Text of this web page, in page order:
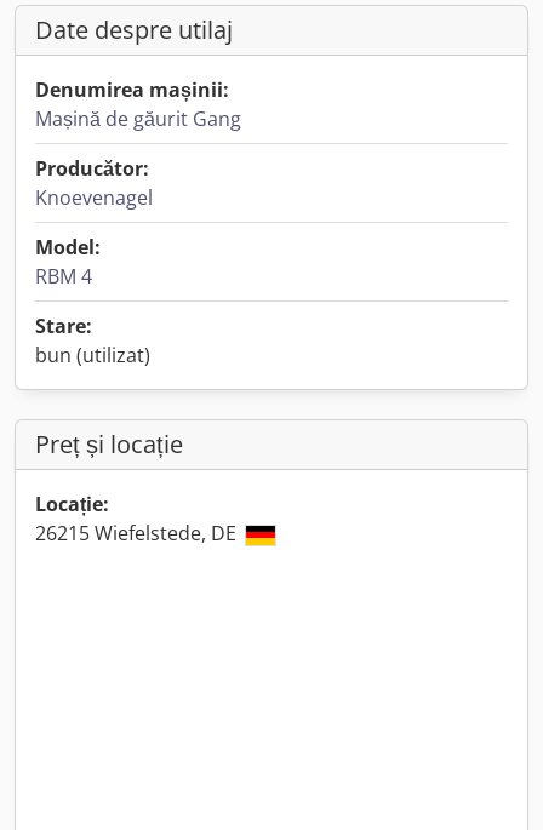
Date despre utilaj
Denumirea mașinii:
Mașină de găurit Gang
Producător:
Knoevenagel
Model:
RBM 4
Stare:
bun (utilizat)
Preț și locație
Locație:
26215 Wiefelstede, DE